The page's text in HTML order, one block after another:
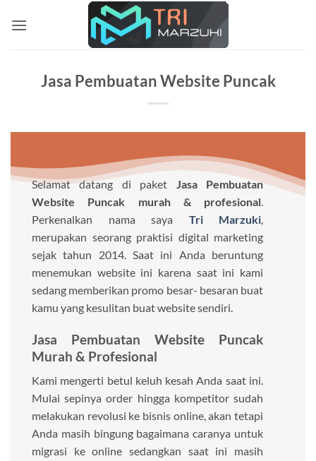
Jasa Pembuatan Website Puncak
Selamat datang di paket Jasa Pembuatan
Website Puncak murah & profesional.
Perkenalkan nama saya Tri Marzuki,
merupakan seorang praktisi digital marketing
sejak tahun 2014. Saat ini Anda beruntung
menemukan website ini karena saat ini kami
sedang memberikan promo besar- besaran buat
kamu yang kesulitan buat website sendiri.
Jasa Pembuatan Website Puncak
Murah & Profesional
Kami mengerti betul keluh kesah Anda saat ini.
Mulai sepinya order hingga kompetitor sudah
melakukan revolusi ke bisnis online, akan tetapi
Anda masih bingung bagaimana caranya untuk
migrasi ke online sedangkan saat ini masih